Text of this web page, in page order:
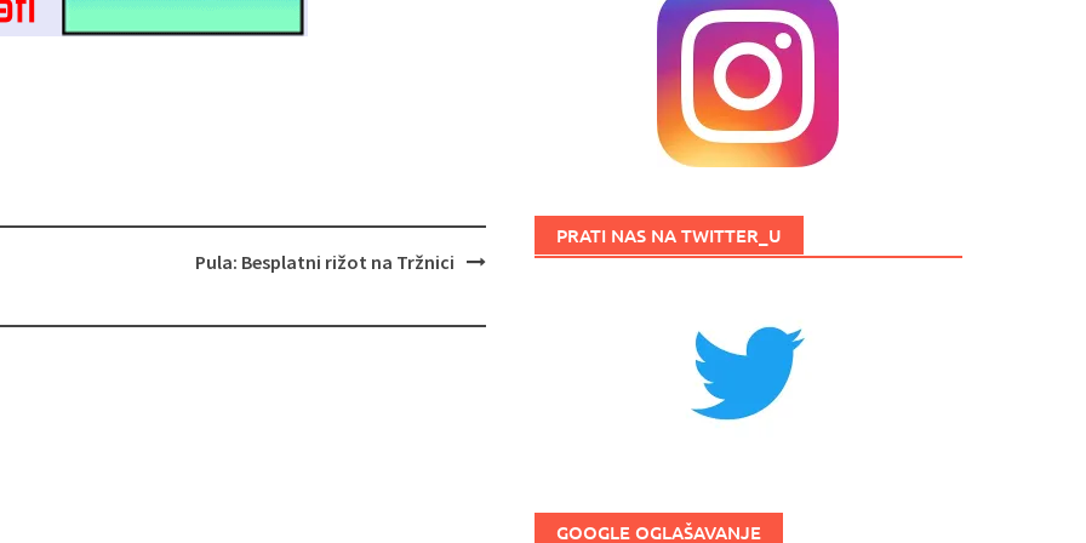
Pula: Besplatni rižot na Tržnici
PRATI NAS NA TWITTER_U
GOOGLE OGLAŠAVANJE